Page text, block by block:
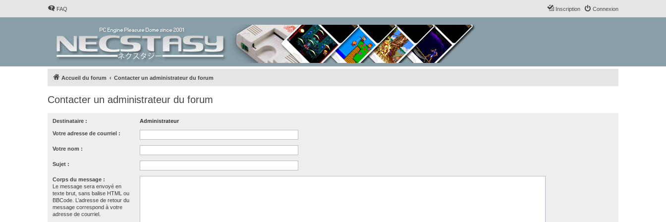
FAQ Connexion
Inscription
Accueil du forum Contacter un administrateur du forum
Contacter un administrateur du forum
Destinataire : Administrateur
Votre adresse de courriel :
Votre nom :
Sujet :
Corps du message :
Le message sera envoyé en
texte brut, sans balise HTML ou
BBCode. L’adresse de retour du
message correspond à votre
adresse de courriel.